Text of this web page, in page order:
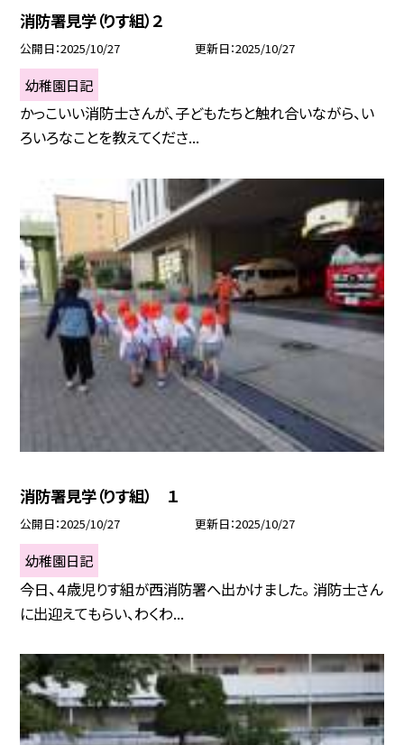
消防署見学（りす組）２
公開日 2025/10/27 更新日 2025/10/27
幼稚園日記
かっこいい消防士さんが、子どもたちと触れ合いながら、い
ろいろなことを教えてくださ...
消防署見学（りす組） １
公開日 2025/10/27 更新日 2025/10/27
幼稚園日記
今日、４歳児りす組が西消防署へ出かけました。 消防士さん
に出迎えてもらい、わくわ...